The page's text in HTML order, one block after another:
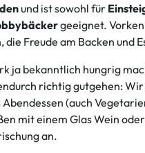
und ist sowohl für
geeignet.
Freude am Backen und
ja bekanntlich hungrig
richtig gutgehen:
(auch
mit einem Glas Wein
an.